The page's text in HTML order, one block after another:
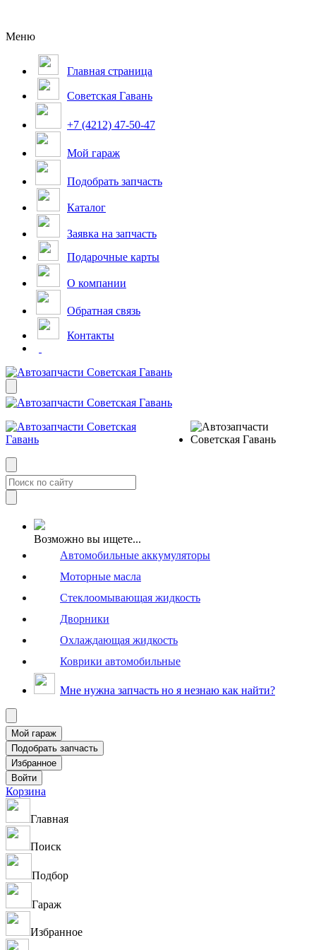
Меню
Главная страница
Советская Гавань
+7 (4212) 47-50-47
Мой гараж
Подобрать запчасть
Каталог
Заявка на запчасть
Подарочные карты
О компании
Обратная связь
Контакты
Возможно вы ищете...
Автомобильные аккумуляторы
Моторные масла
Стеклоомывающая жидкость
Дворники
Охлаждающая жидкость
Коврики автомобильные
Мне нужна запчасть но я незнаю как найти?
Корзина
Главная
Поиск
Подбор
Гараж
Избранное